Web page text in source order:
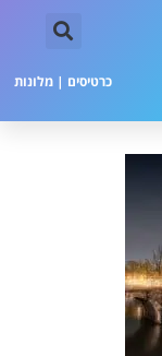
כרטיסים | מלונות